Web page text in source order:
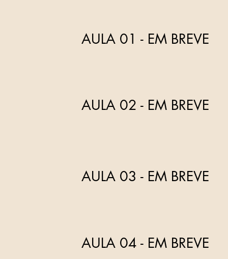
AULA 01 - EM BREVE
AULA 02 - EM BREVE
AULA 03 - EM BREVE
AULA 04 - EM BREVE